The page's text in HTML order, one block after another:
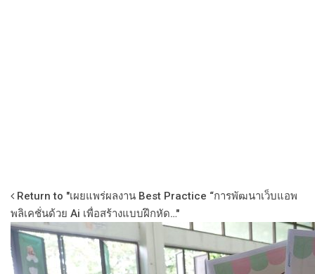
Return to "เผยแพร่ผลงาน Best Practice “การพัฒนาเว็บแอพ
พลิเคชั่นด้วย Ai เพื่อสร้างแบบฝึกหัด…"